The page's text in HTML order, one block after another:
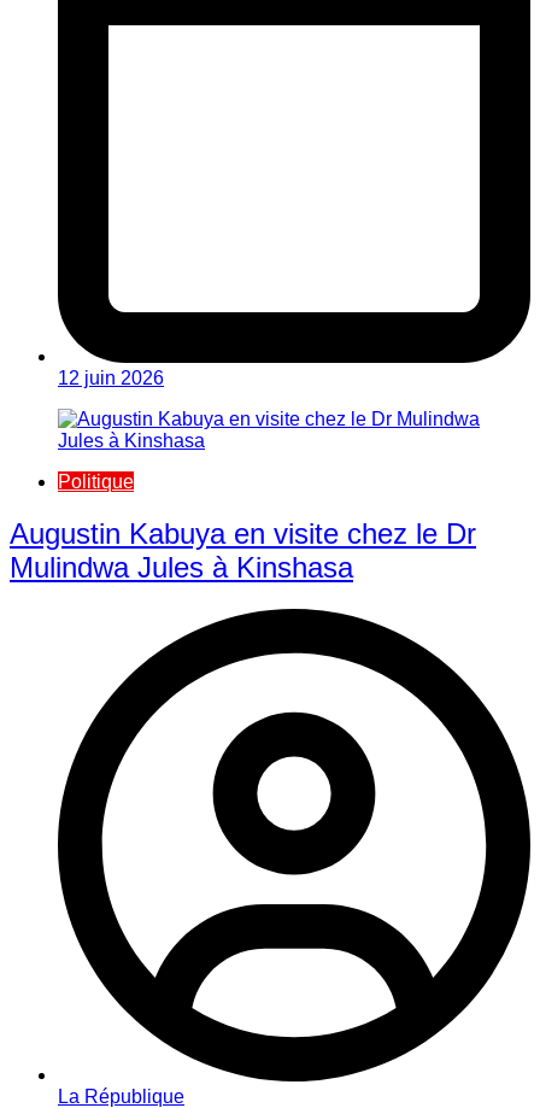
12 juin 2026
Politique
Augustin Kabuya en visite chez le Dr
Mulindwa Jules à Kinshasa
La République